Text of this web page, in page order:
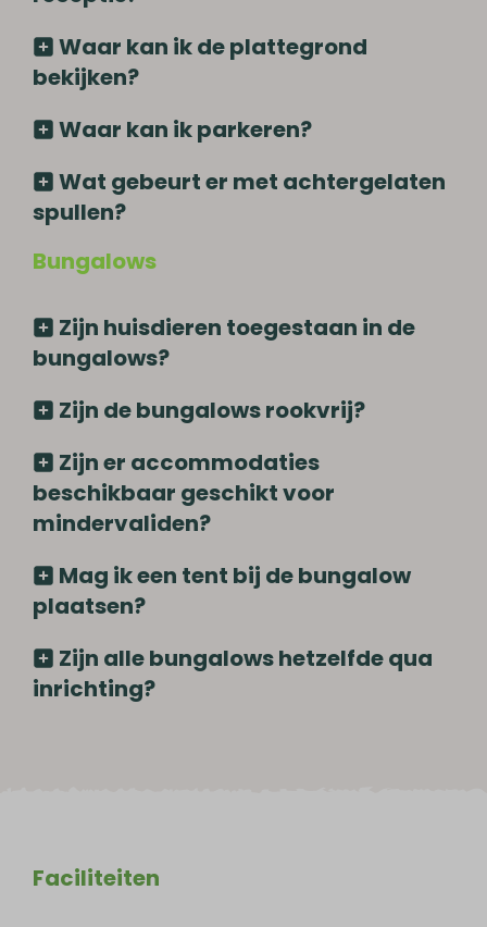
Waar kan ik de plattegrond
bekijken?
Waar kan ik parkeren?
Wat gebeurt er met achtergelaten
spullen?
Bungalows
Zijn huisdieren toegestaan in de
bungalows?
Zijn de bungalows rookvrij?
Zijn er accommodaties
beschikbaar geschikt voor
mindervaliden?
Mag ik een tent bij de bungalow
plaatsen?
Zijn alle bungalows hetzelfde qua
inrichting?
Faciliteiten